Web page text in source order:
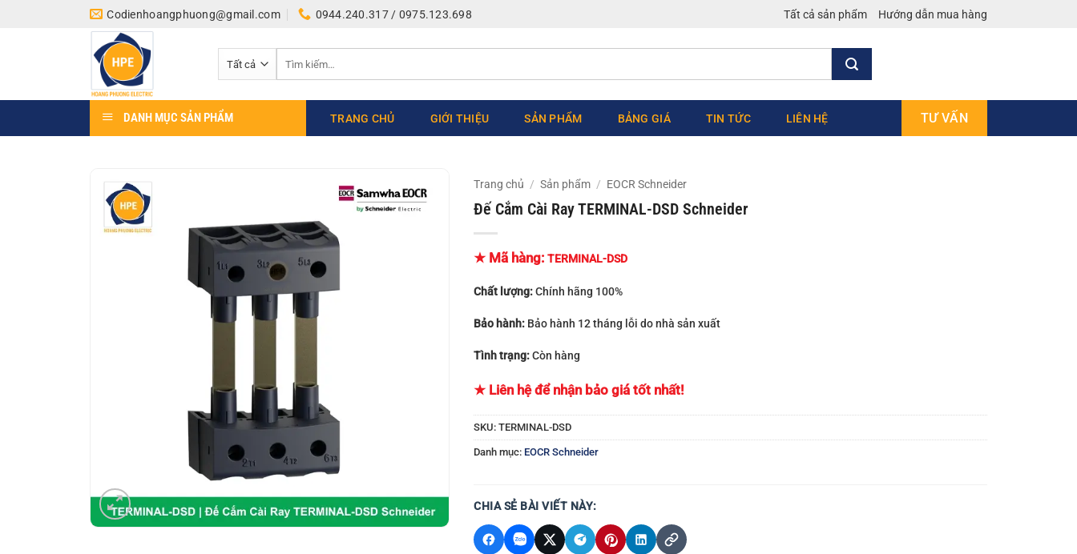
Codienhoangphuong@gmail.com 0944.240.317 / 0975.123.698 Tất cả sản phẩm Hướng dẫn mua hàng
kiếm:
DANH MỤC SẢN PHẨM TRANG CHỦ GIỚI THIỆU SẢN PHẨM BẢNG GIÁ TIN TỨC LIÊN HỆ TƯ VẤN
Trang chủ / Sản phẩm / EOCR Schneider
Đế Cắm Cài Ray TERMINAL-DSD Schneider
★ Mã hàng:TERMINAL-DSD
Chất lượng:Chính hãng 100%
Bảo hành: Bảo hành 12 tháng lỗi do nhà sản xuất
Tình trạng:Còn hàng
★ Liên hệ để nhận bảo giá tốt nhất!
SKU:TERMINAL-DSD
Danh mục: EOCR Schneider
CHIA SẺ BÀI VIẾT NÀY: